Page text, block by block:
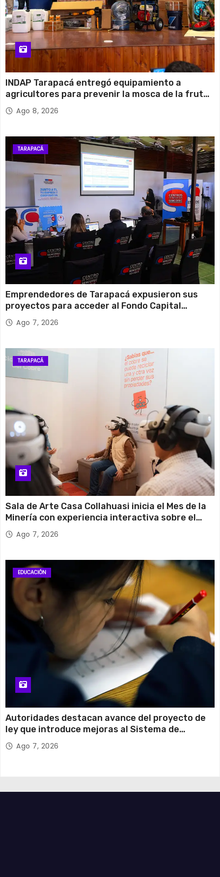
INDAP Tarapacá entregó equipamiento a
agricultores para prevenir la mosca de la fruta
en Pica
Ago 8, 2026
TARAPACÁ
Emprendedores de Tarapacá expusieron sus
proyectos para acceder al Fondo Capital
Semilla de SERCOTEC
Ago 7, 2026
TARAPACÁ
Sala de Arte Casa Collahuasi inicia el Mes de la
Minería con experiencia interactiva sobre el
cobreAgo 7, 2026
EDUCACIÓN
Autoridades destacan avance del proyecto de
ley que introduce mejoras al Sistema de
Admisión Escolar
Ago 7, 2026